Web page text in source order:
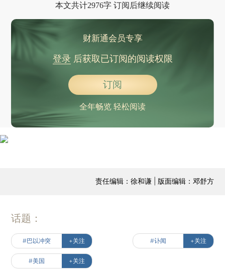
本文共计2976字 订阅后继续阅读
财新通会员专享
登录后获取已订阅的阅读权限
订阅
全年畅览 轻松阅读
责任编辑：徐和谦 | 版面编辑：邓舒方
话题：
#巴以冲突 +关注 #讣闻 +关注
#美国 +关注